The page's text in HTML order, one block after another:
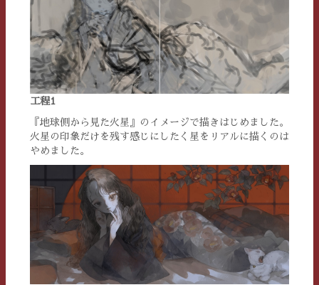
工程1
『地球側から見た火星』のイメージで描きはじめました。
火星の印象だけを残す感じにしたく星をリアルに描くのは
やめました。